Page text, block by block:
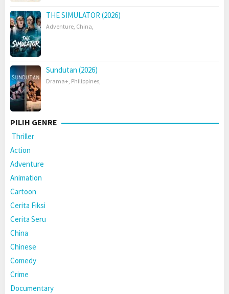
THE SIMULATOR (2026)
Adventure, China,
Sundutan (2026)
Drama+, Philippines,
PILIH GENRE
Thriller
Action
Adventure
Animation
Cartoon
Cerita Fiksi
Cerita Seru
China
Chinese
Comedy
Crime
Documentary